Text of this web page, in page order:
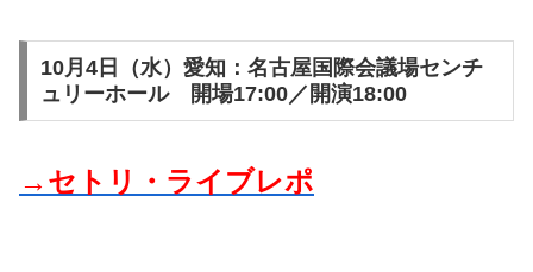
10月4日（水）愛知：名古屋国際会議場センチ
ュリーホール 開場17:00／開演18:00
→セトリ・ライブレポ